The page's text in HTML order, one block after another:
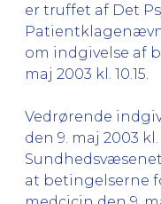
er truffet af Det
om indgivelse af
maj 2003 kl. 10.15.
Vedrørende
den 9. maj 2003 kl.
at betingelserne